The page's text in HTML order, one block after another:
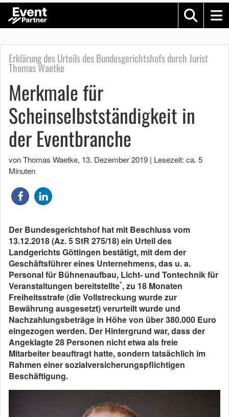
Erklärung des Urteils des Bundesgerichtshofs durch Jurist
Thomas Waetke
Merkmale für
Scheinselbstständigkeit in
der Eventbranche
von Thomas Waetke, 13. Dezember 2019 | Lesezeit: ca. 5
Minuten
Der Bundesgerichtshof hat mit Beschluss vom
13.12.2018 (Az. 5 StR 275/18) ein Urteil des
Landgerichts Göttingen bestätigt, mit dem der
Geschäftsführer eines Unternehmens, das u. a.
Personal für Bühnenaufbau, Licht- und Tontechnik für
Veranstaltungen bereitstellte*, zu 18 Monaten
Freiheitsstrafe (die Vollstreckung wurde zur
Bewährung ausgesetzt) verurteilt wurde und
Nachzahlungsbeträge in Höhe von über 380.000 Euro
eingezogen werden. Der Hintergrund war, dass der
Angeklagte 28 Personen nicht etwa als freie
Mitarbeiter beauftragt hatte, sondern tatsächlich im
Rahmen einer sozialversicherungspflichtigen
Beschäftigung.